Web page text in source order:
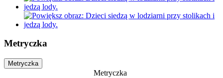
Metryczka
Metryczka
Metryczka